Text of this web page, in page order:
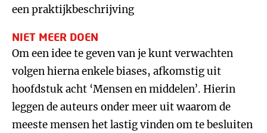
een praktijkbeschrijving
NIET MEER DOEN
Om een idee te geven van je kunt verwachten
volgen hierna enkele biases, afkomstig uit
hoofdstuk acht ‘Mensen en middelen’. Hierin
leggen de auteurs onder meer uit waarom de
meeste mensen het lastig vinden om te besluiten